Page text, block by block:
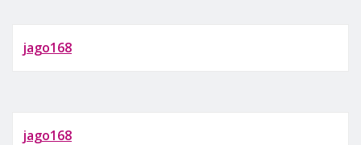
jago168
jago168